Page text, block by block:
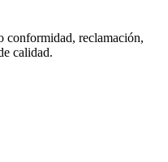
conformidad, reclamación,
calidad.